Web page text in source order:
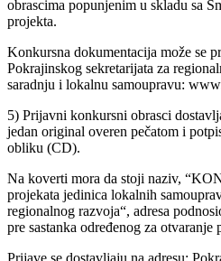
obrascima popunjenim u skladu sa
projekta.
Konkursna dokumentacija može se
Pokrajinskog sekretarijata za
saradnju i lokalnu samoupravu:
5) Prijavni konkursni obrasci
jedan original overen pečatom i
obliku (CD).
Na koverti mora da stoji naziv,
projekata jedinica lokalnih
regionalnog razvoja“, adresa
pre sastanka određenog za otvaranje
Prijave se dostavljaju na adresu: